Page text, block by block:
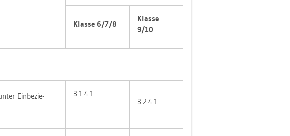
Klas­se 6/7/8
Klas­se
9/10
Ein­be­zie­
3.​1.​4.​1
3.​2.​4.​1